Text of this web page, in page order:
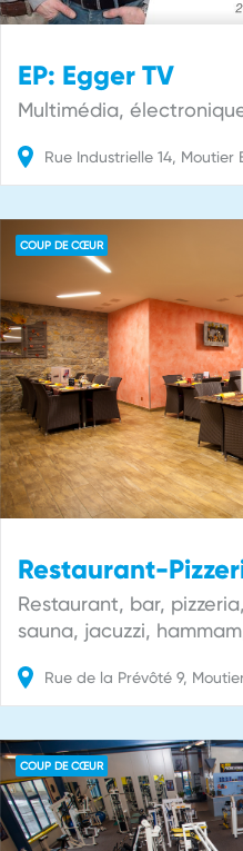
EP: Egger TV
Multimédia,
Rue Industrielle 14 Moutier
COUP DE CŒUR
Restaurant-
Restaurant, bar,
sauna, jacuzzi,
Rue de la Prévôté 9
COUP DE CŒUR